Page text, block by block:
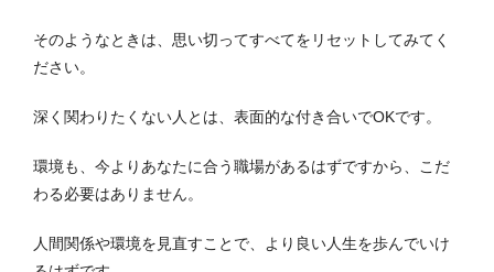
そのようなときは、思い切ってすべてをリセットしてみてく
ださい。
深く関わりたくない人とは、表面的な付き合いでOKです。
環境も、今よりあなたに合う職場があるはずですから、こだ
わる必要はありません。
人間関係や環境を見直すことで、より良い人生を歩んでいけ